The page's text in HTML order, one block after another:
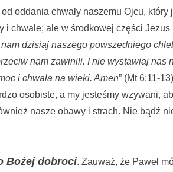
oddania chwały naszemu Ojcu,
i chwale; ale w środkowej części
dzisiaj naszego powszedniego
nam zawinili. I nie wystawiaj nas
i chwała na wieki. Amen” (Mt 6:11-
osobiste, a my jesteśmy wzywani,
nasze obawy i strach. Nie bądź
Bożej dobroci. Zauważ, że Paweł